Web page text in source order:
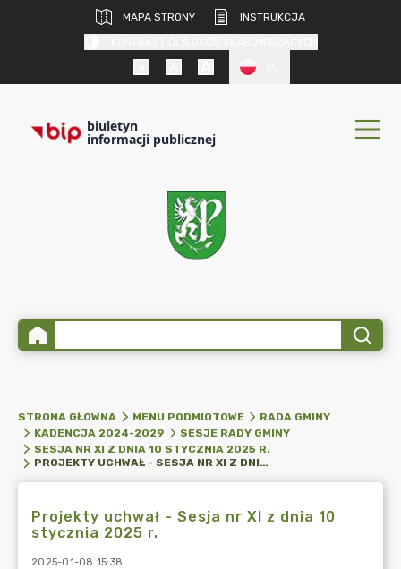
MAPA STRONY
INSTRUKCJA
biuletyn
informacji publicznej
STRONA GŁÓWNA MENU PODMIOTOWE
RADA GMINY
KADENCJA 2024-2029
SESJE RADY GMINY
SESJA NR XI Z DNIA 10 STYCZNIA 2025 R.
PROJEKTY UCHWAŁ - SESJA NR XI Z DNIA 10 STYCZNIA 2025 R.
Projekty uchwał - Sesja nr XI z dnia 10
stycznia 2025 r.
2025-01-08 15:38